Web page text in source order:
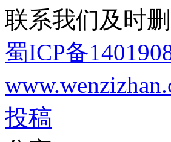
联系我们及时
蜀ICP备
投稿